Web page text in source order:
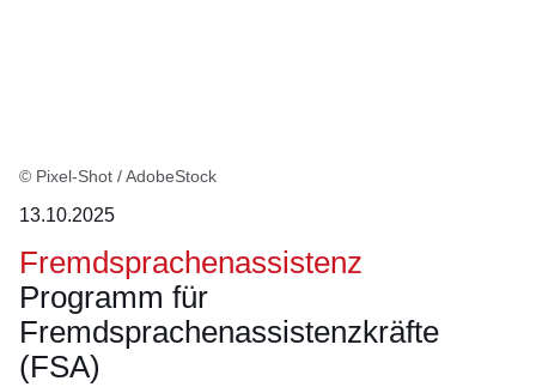
© Pixel-Shot / AdobeStock
13.10.2025
Fremdsprachenassistenz
Programm für
Fremdsprachenassistenzkräfte
(FSA)